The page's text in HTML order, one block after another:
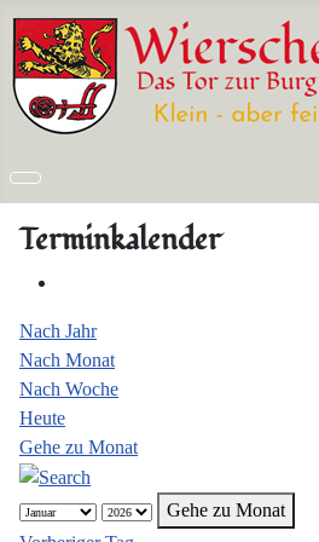
Terminkalender
Nach Jahr
Nach Monat
Nach Woche
Heute
Gehe zu Monat
Gehe zu Monat